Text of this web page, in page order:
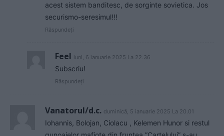
acest sistem banditesc, de sorginte sovietica. Jos
securismo-seresimul!!!
Răspundeți
Feel luni, 6 ianuarie 2025 La 22.36
Subscriu!
Răspundeți
Vanatorul/d.c. duminică, 5 ianuarie 2025 La 20.01
Iohannis, Bolojan, Ciolacu , Kelemen Hunor si restul